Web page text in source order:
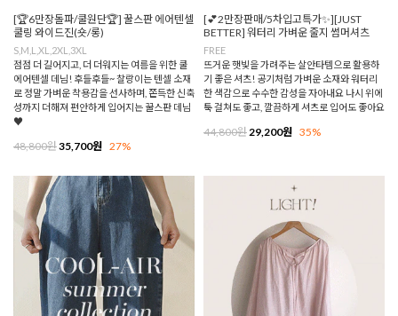
[🏆6만장돌파/쿨원단🏆] 꿀스판 에어텐셀
쿨링 와이드진(숏/롱)
S,M,L,XL,2XL,3XL
점점 더 길어지고, 더 더워지는 여름을 위한 쿨
에어텐셀 데님! 후들후들~ 찰랑이는 텐셀 소재
로 정말 가벼운 착용감을 선사하며, 쫀득한 신축
성까지 더해져 편안하게 입어지는 꿀스판 데님
♥
48,800원35,700원 27%
[💕2만장판매/5차입고특가✨][JUST
BETTER] 워터리 가벼운 줄지 썸머셔츠
FREE
뜨거운 햇빛을 가려주는 살안타템으로 활용하
기 좋은 셔츠! 공기처럼 가벼운 소재와 워터리
한 색감으로 수수한 감성을 자아내요 나시 위에
툭 걸쳐도 좋고, 깔끔하게 셔츠로 입어도 좋아요
44,800원29,200원 35%